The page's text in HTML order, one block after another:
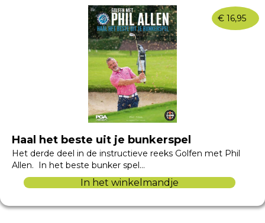
€ 16,95
Haal het beste uit je bunkerspel
Het derde deel in de instructieve reeks Golfen met Phil
Allen. In het beste bunker spel…
In het winkelmandje